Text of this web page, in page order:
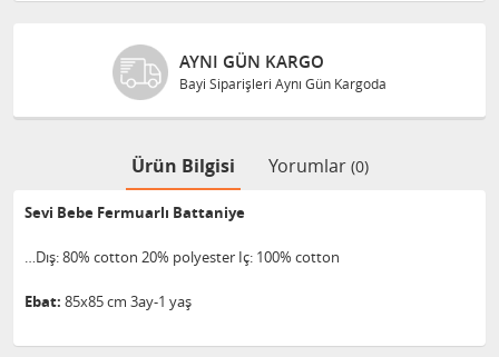
AYNI GÜN KARGO
Bayi Siparişleri Aynı Gün Kargoda
Ürün Bilgisi Yorumlar (0)
Sevi Bebe Fermuarlı Battaniye
…Dış: 80% cotton 20% polyester Iç: 100% cotton
Ebat: 85x85 cm 3ay-1 yaş